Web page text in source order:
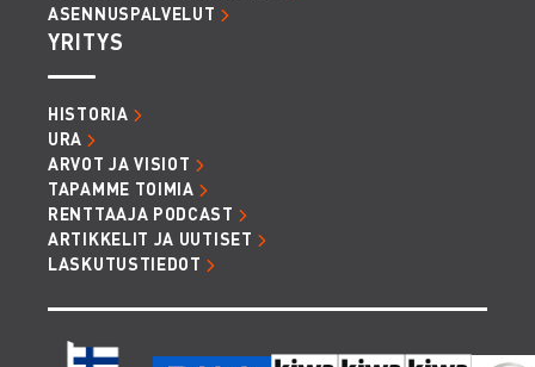
ASENNUSPALVELUT
YRITYS
HISTORIA
URA
ARVOT JA VISIOT
TAPAMME TOIMIA
RENTTAAJA PODCAST
ARTIKKELIT JA UUTISET
LASKUTUSTIEDOT